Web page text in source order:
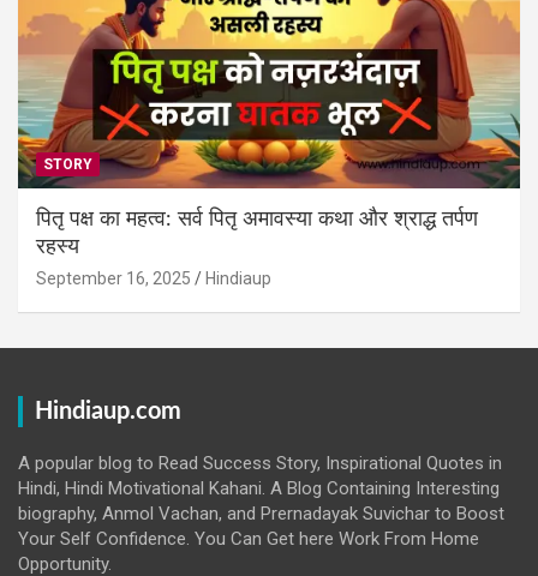
STORY
पितृ पक्ष का महत्व: सर्व पितृ अमावस्या कथा और श्राद्ध तर्पण
रहस्य
September 16, 2025 Hindiaup
Hindiaup.com
A popular blog to Read Success Story, Inspirational Quotes in
Hindi, Hindi Motivational Kahani. A Blog Containing Interesting
biography, Anmol Vachan, and Prernadayak Suvichar to Boost
Your Self Confidence. You Can Get here Work From Home
Opportunity.